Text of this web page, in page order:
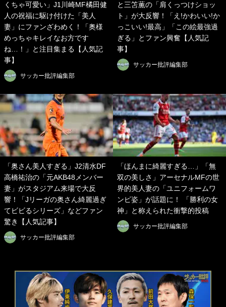
くちゃ可愛い」J1川崎MF橘田健
人の祝福に駆け付けた「美人
妻」にファンざわめく！「奥様
めっちゃキレイなお方です
ね…！」と注目集まる【人気記
事】
サッカー批評編集部
と三笘薫の「肩くっつけショッ
ト」が大反響！「え!かわいい!か
っこいい!最高」「この絵最強過
ぎる」とファン興奮【人気記
事】
サッカー批評編集部
「奥さん美人すぎる」J2清水DF
高橋祐治の「元AKB48メンバー
妻」がスタジアム来場で大反
響！「Jリーガの奥さん綺麗過ぎ
てビビるシリーズ」などファン
驚き【人気記事】
サッカー批評編集部
「ほんまに綺麗すぎる…」「無
双の美しさ」アーセナルMFの世
界的美人妻の「ユニフォームワ
ンピ姿」が話題に！ 「勝利の女
神」と称えられた衝撃的投稿
サッカー批評編集部